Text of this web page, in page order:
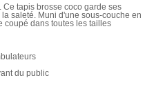
tapis brosse coco garde ses
saleté. Muni d'une sous-couche en
coupé dans toutes les tailles
du public